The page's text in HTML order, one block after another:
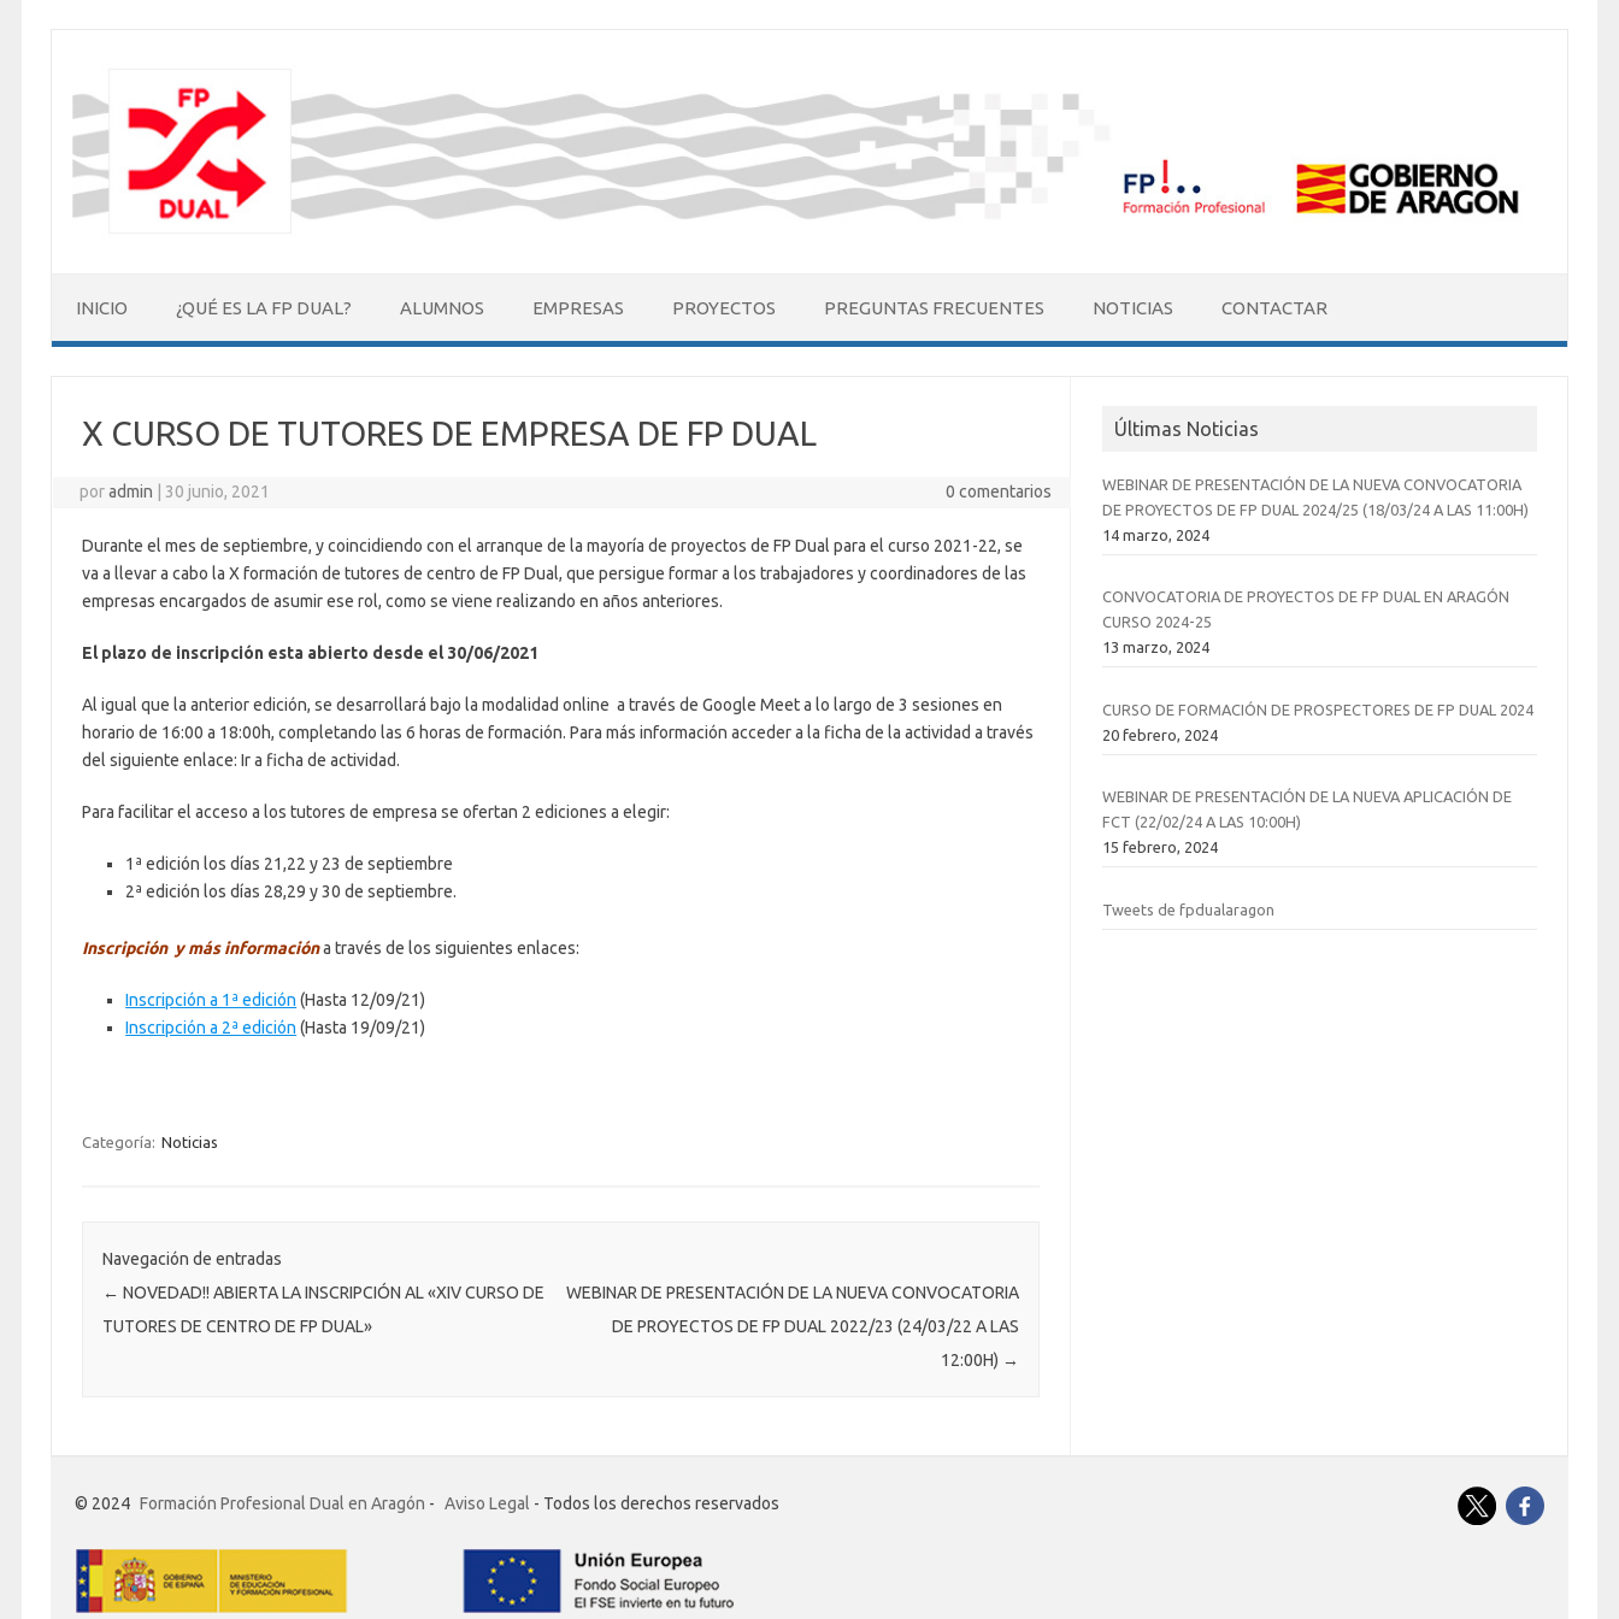
INICIO ¿QUÉ ES LA FP DUAL? ALUMNOS EMPRESAS PROYECTOS PREGUNTAS FRECUENTES NOTICIAS CONTACTAR
X CURSO DE TUTORES DE EMPRESA DE FP DUAL
poradmin 30 junio, 2021 0 comentarios
Durante el mes de septiembre, y coincidiendo con el arranque de la mayoría de proyectos de FP Dual para el curso 2021-22, se
va a llevar a cabo la X formación de tutores de centro de FP Dual, que persigue formar a los trabajadores y coordinadores de las
empresas encargados de asumir ese rol, como se viene realizando en años anteriores.
El plazo de inscripción esta abierto desde el 30/06/2021
Al igual que la anterior edición, se desarrollará bajo la modalidad online a través de Google Meet a lo largo de 3 sesiones en
horario de 16:00 a 18:00h, completando las 6 horas de formación. Para más información acceder a la ficha de la actividad a través
del siguiente enlace: Ir a ficha de actividad.
Para facilitar el acceso a los tutores de empresa se ofertan 2 ediciones a elegir:
1ª edición los días 21,22 y 23 de septiembre
2ª edición los días 28,29 y 30 de septiembre.
Inscripción y más informacióna través de los siguientes enlaces:
Inscripción a 1ª edición (Hasta 12/09/21)
Inscripción a 2ª edición (Hasta 19/09/21)
Categoría: Noticias
Navegación de entradas
← NOVEDAD!! ABIERTA LA INSCRIPCIÓN AL «XIV CURSO DE
TUTORES DE CENTRO DE FP DUAL»
WEBINAR DE PRESENTACIÓN DE LA NUEVA CONVOCATORIA
DE PROYECTOS DE FP DUAL 2022/23 (24/03/22 A LAS
12:00H) →
Últimas Noticias
WEBINAR DE PRESENTACIÓN DE LA NUEVA CONVOCATORIA
DE PROYECTOS DE FP DUAL 2024/25 (18/03/24 A LAS 11:00H)
14 marzo, 2024
CONVOCATORIA DE PROYECTOS DE FP DUAL EN ARAGÓN
CURSO 2024-25
13 marzo, 2024
CURSO DE FORMACIÓN DE PROSPECTORES DE FP DUAL 2024
20 febrero, 2024
WEBINAR DE PRESENTACIÓN DE LA NUEVA APLICACIÓN DE
FCT (22/02/24 A LAS 10:00H)
15 febrero, 2024
Tweets de fpdualaragon
© 2024 Formación Profesional Dual en Aragón - Aviso Legal - Todos los derechos reservados